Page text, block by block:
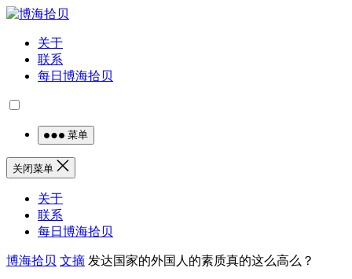
关于
联系
每日博海拾贝
菜单
关闭菜单
关于
联系
每日博海拾贝
博海拾贝 文摘 发达国家的外国人的素质真的这么高么？